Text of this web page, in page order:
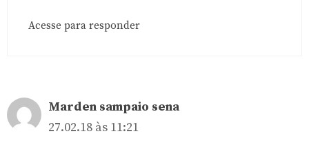
Acesse para responder
Marden sampaio sena
27.02.18 às 11:21